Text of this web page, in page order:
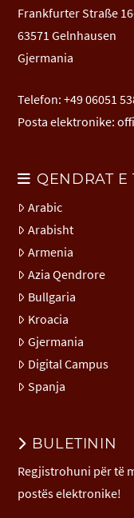
Frankfurter Straße
63571 Gelnhausen
Gjermania
Telefon: +49 06051
Posta elektronike:
QENDRAT E
Arabic
Arabisht
Armenia
Azia Qendrore
Bullgaria
Kroacia
Gjermania
Digital Campus
Spanja
BULETININ
Regjistrohuni për të
postës elektronike!